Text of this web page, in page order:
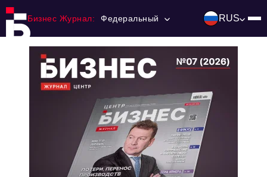
Бизнес Журнал: Федеральный RUS